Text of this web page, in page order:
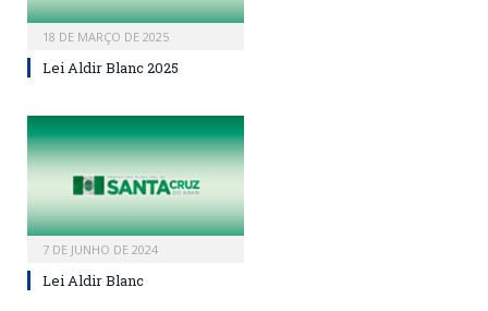
18 DE MARÇO DE 2025
Lei Aldir Blanc 2025
7 DE JUNHO DE 2024
Lei Aldir Blanc